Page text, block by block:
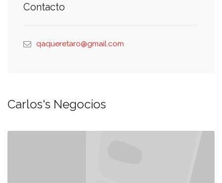
Contacto
qaqueretaro@gmail.com
Carlos's Negocios